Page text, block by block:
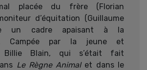
placée du frère (Florian
d’équitation (Guillaume
un cadre apaisant à la
Campée par la jeune et
Billie Blain, qui s’était fait
Le Règne Animalet dans le